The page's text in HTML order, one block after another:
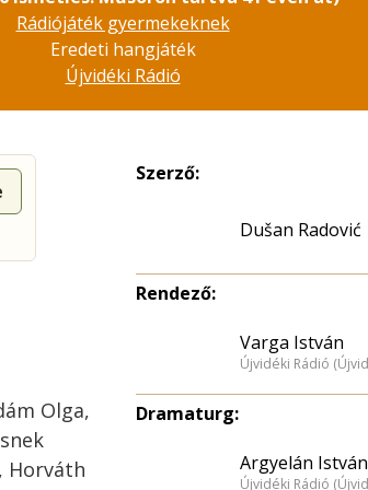
Rádiójáték gyermekeknek
Eredeti hangjáték
Újvidéki Rádió
Olga,
Horváth
Szerző:
Dušan Radović
Rendező:
Varga István
Újvidéki Rádió
Dramaturg:
Argyelán István
Újvidéki Rádió